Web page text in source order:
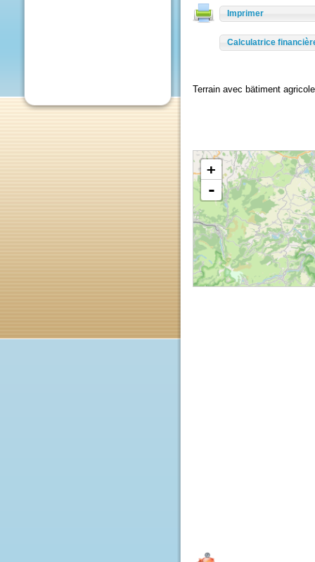
Ajouter à ma
Imprimer
+
-